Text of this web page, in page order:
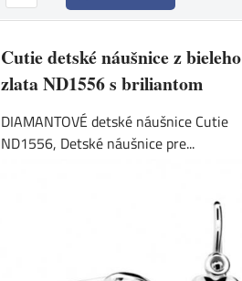
Cutie detské náušnice z bieleho
zlata ND1556 s briliantom
DIAMANTOVÉ detské náušnice Cutie
ND1556, Detské náušnice pre...